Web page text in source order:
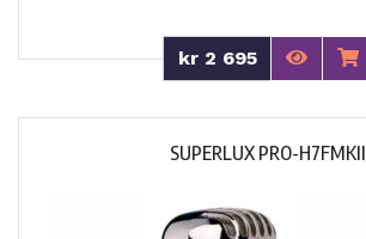
kr 2 695
SUPERLUX PRO-H7FMKII